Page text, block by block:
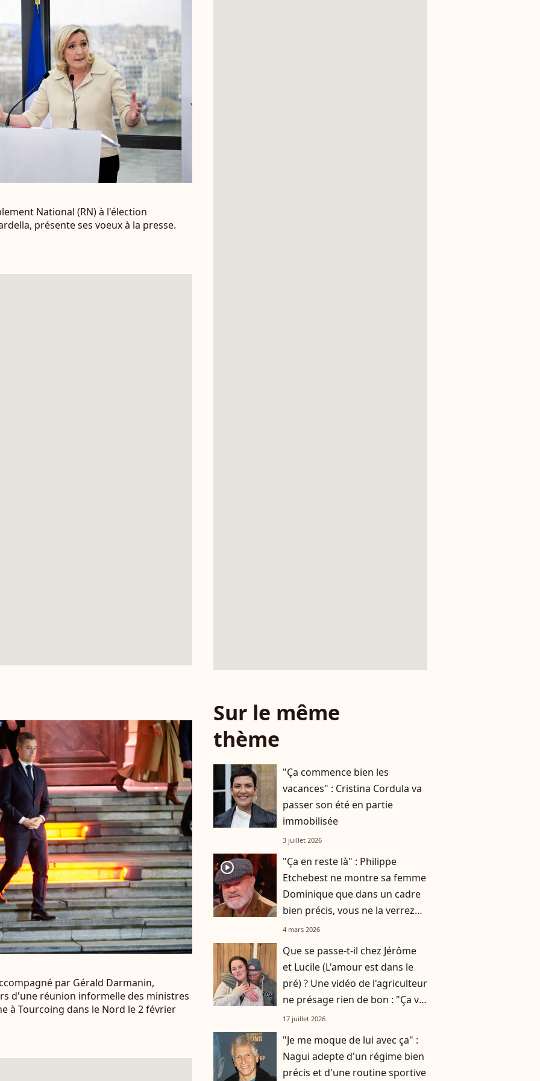
National (RN) à l'élection
présente ses voeux à la presse.
par Gérald Darmanin,
d'une réunion informelle des ministres
à Tourcoing dans le Nord le 2 février
Sur le même
thème
"Ça commence bien les
vacances" : Cristina Cordula va
passer son été en partie
immobilisée
3 juillet 2026
player2
"Ça en reste là" : Philippe
Etchebest ne montre sa femme
Dominique que dans un cadre
bien précis, vous ne la verrez
pas en dehors de ça
4 mars 2026
Que se passe-t-il chez Jérôme
et Lucile (L'amour est dans le
pré) ? Une vidéo de l'agriculteur
ne présage rien de bon : "Ça va
mal se terminer pour moi"
17 juillet 2026
"Je me moque de lui avec ça" :
Nagui adepte d'un régime bien
précis et d'une routine sportive